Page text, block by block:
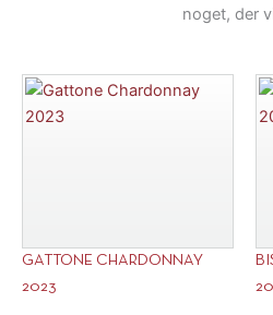
noget, der
GATTONE CHARDONNAY
2023